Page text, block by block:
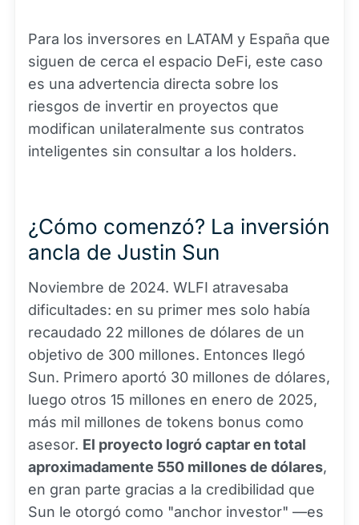
Para los inversores en LATAM y España que
siguen de cerca el espacio DeFi, este caso
es una advertencia directa sobre los
riesgos de invertir en proyectos que
modifican unilateralmente sus contratos
inteligentes sin consultar a los holders.
¿Cómo comenzó? La inversión
ancla de Justin Sun
Noviembre de 2024. WLFI atravesaba
dificultades: en su primer mes solo había
recaudado 22 millones de dólares de un
objetivo de 300 millones. Entonces llegó
Sun. Primero aportó 30 millones de dólares,
luego otros 15 millones en enero de 2025,
más mil millones de tokens bonus como
asesor. El proyecto logró captar en total
aproximadamente 550 millones de dólares,
en gran parte gracias a la credibilidad que
Sun le otorgó como "anchor investor" —es